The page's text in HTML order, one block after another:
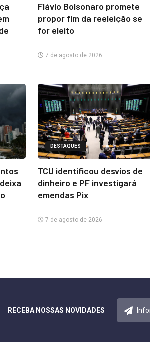
Flávio Bolsonaro promete
propor fim da reeleição se
for eleito
7 de agosto de 2026
DESTAQUES
TCU identificou desvios de
dinheiro e PF investigará
emendas Pix
7 de agosto de 2026
RECEBA NOSSAS NOVIDADES